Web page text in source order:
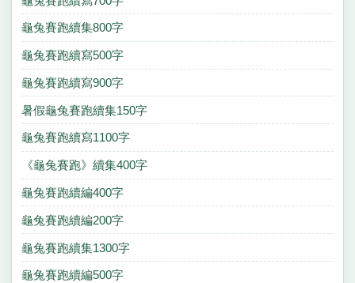
龜兔賽跑續集800字
龜兔賽跑續寫500字
龜兔賽跑續寫900字
暑假龜兔賽跑續集150字
龜兔賽跑續寫1100字
《龜兔賽跑》續集400字
龜兔賽跑續編400字
龜兔賽跑續編200字
龜兔賽跑續集1300字
龜兔賽跑續編500字